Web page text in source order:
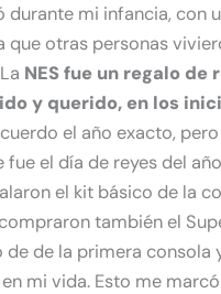
durante mi infancia, con
que otras personas
NES fue un regalo de
y querido, en los
el año exacto, pero
el día de reyes del
el kit básico de la
también el
de de la primera consola
mi vida. Esto me